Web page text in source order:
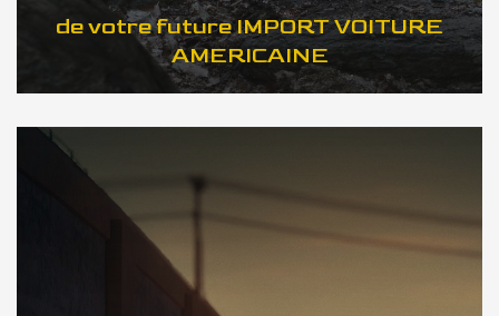
de votre future IMPORT VOITURE
AMERICAINE
DÉCOUVREZ VOTRE INSPECTION AUTO USA